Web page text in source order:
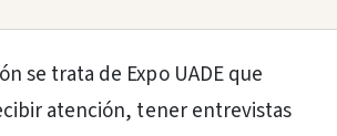
se trata de Expo UADE que
atención, tener entrevistas